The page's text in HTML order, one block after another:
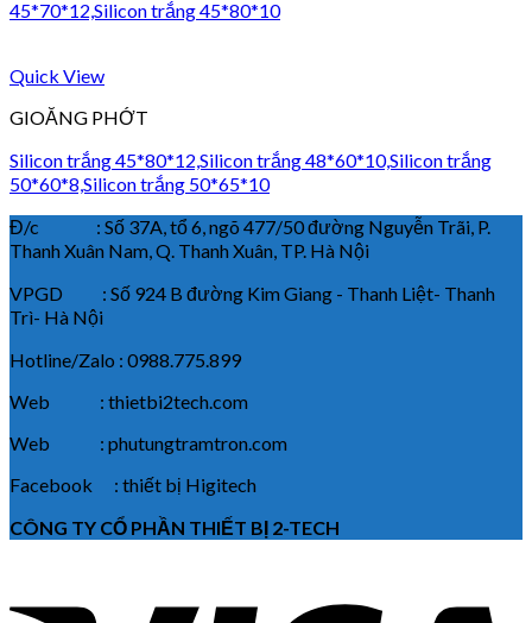
45*70*12,Silicon trắng 45*80*10
Quick View
GIOĂNG PHỚT
Silicon trắng 45*80*12,Silicon trắng 48*60*10,Silicon trắng
50*60*8,Silicon trắng 50*65*10
Đ/c : Số 37A, tổ 6, ngõ 477/50 đường Nguyễn Trãi, P.
Thanh Xuân Nam, Q. Thanh Xuân, TP. Hà Nội
VPGD : Số 924 B đường Kim Giang - Thanh Liệt- Thanh
Trì- Hà Nội
Hotline/Zalo : 0988.775.899
Web : thietbi2tech.com
Web : phutungtramtron.com
Facebook : thiết bị Higitech
CÔNG TY CỔ PHẦN THIẾT BỊ 2-TECH